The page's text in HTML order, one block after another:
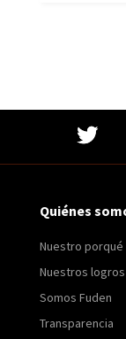
Quiénes
Nuestro porqué
Nuestros logros
Somos Fuden
Transparencia